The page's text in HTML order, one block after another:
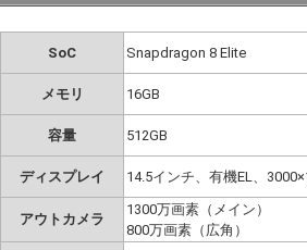
SoC Snapdragon 8 Elite
メモリ 16GB
容量 512GB
ディスプレイ 14.5インチ、有機EL、
アウトカメラ
1300万画素（メイン）
800万画素（広角）